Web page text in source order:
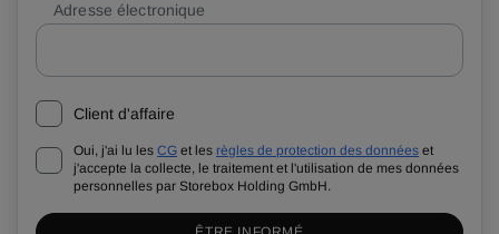
Adresse électronique
Client d'affaire
Oui, j'ai lu les CG et les règles de protection des données et
j'accepte la collecte, le traitement et l'utilisation de mes données
personnelles par Storebox Holding GmbH.